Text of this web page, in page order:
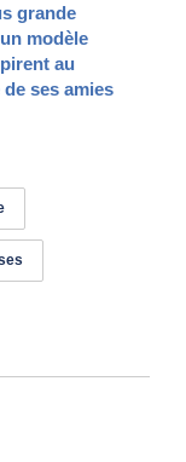
grande
modèle
au
ses amies